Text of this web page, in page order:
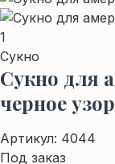
Сукно
Сукно для
черное узор
Артикул: 4044
Под заказ